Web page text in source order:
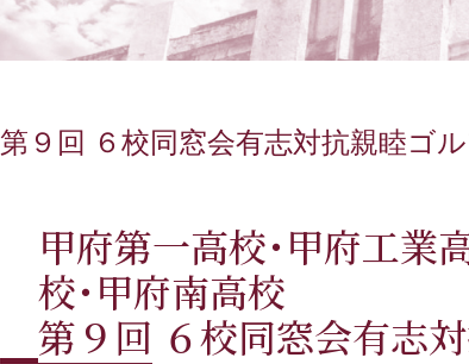
第９回 ６校同窓会有志対抗親睦ゴ
甲府第一高校･甲府工業
校･甲府南高校
第９回 ６校同窓会有志